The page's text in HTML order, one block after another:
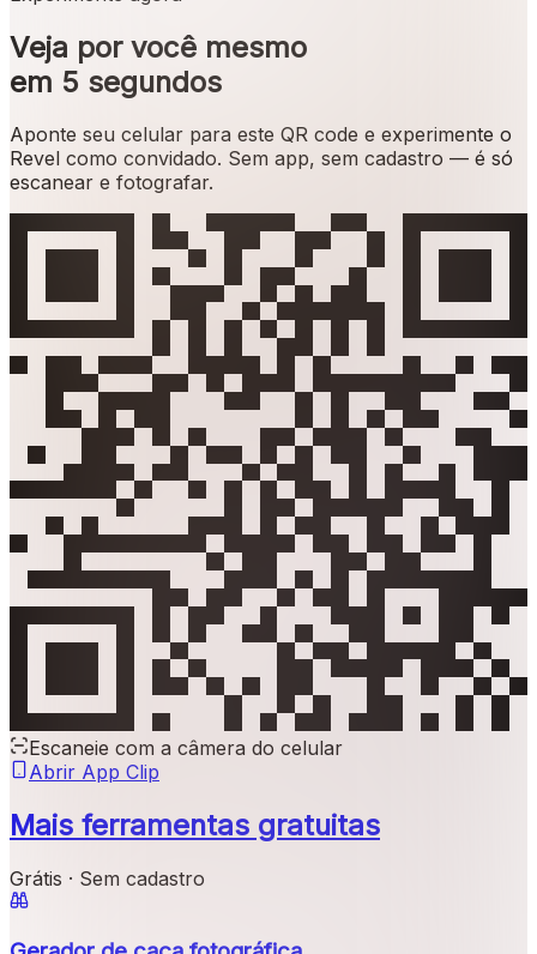
Veja por você mesmo
em 5 segundos
Aponte seu celular para este QR code e experimente o
Revel como convidado. Sem app, sem cadastro — é só
escanear e fotografar.
Escaneie com a câmera do celular
Abrir App Clip
Mais ferramentas gratuitas
Grátis · Sem cadastro